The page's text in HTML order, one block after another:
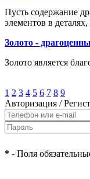
Пусть содержание
элементов в
Золото -
Золото является
1 2 3 4 5 6 7 8 9
Авторизация /
* - Поля